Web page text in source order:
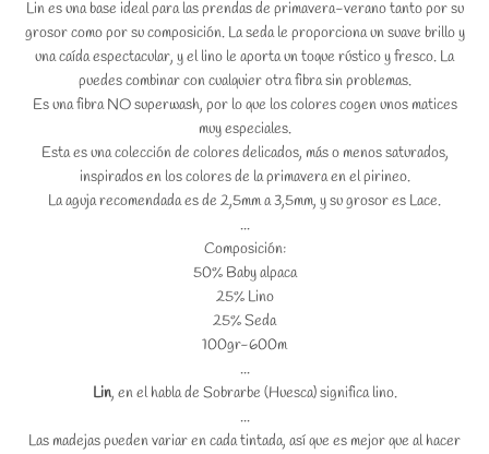
Lin es una base ideal para las prendas de primavera-verano tanto por su
grosor como por su composición. La seda le proporciona un suave brillo y
una caída espectacular, y el lino le aporta un toque rústico y fresco. La
puedes combinar con cualquier otra fibra sin problemas.
Es una fibra NO superwash, por lo que los colores cogen unos matices
muy especiales.
Esta es una colección de colores delicados, más o menos saturados,
inspirados en los colores de la primavera en el pirineo.
La aguja recomendada es de 2,5mm a 3,5mm, y su grosor es Lace.
...
Composición:
50% Baby alpaca
25% Lino
25% Seda
100gr-600m
...
Lin, en el habla de Sobrarbe (Huesca) significa lino.
...
Las madejas pueden variar en cada tintada, así que es mejor que al hacer